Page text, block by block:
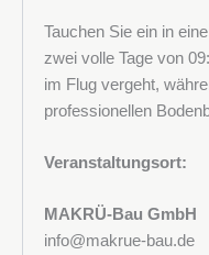
Ihre E-Mail
Rufnummer
Tauchen Sie ein in
zwei volle Tage von
im Flug vergeht,
professionellen
Veranstaltungsort:
MAKRÜ-Bau GmbH
info@makrue-bau.de